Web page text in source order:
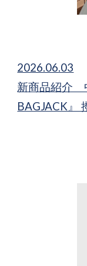
2026.06.03
新商品紹介
BAGJACK』